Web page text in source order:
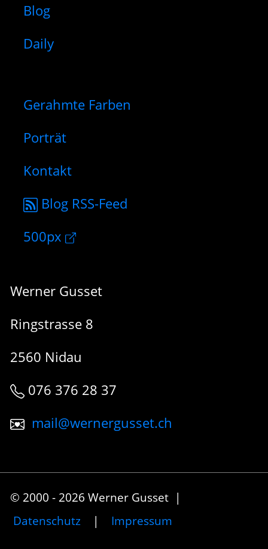
Blog
Daily
Gerahmte Farben
Porträt
Kontakt
Blog RSS-Feed
500px
Werner Gusset
Ringstrasse 8
2560 Nidau
076 376 28 37
mail@wernergusset.ch
© 2000 - 2026 Werner Gusset |
Datenschutz
| Impressum